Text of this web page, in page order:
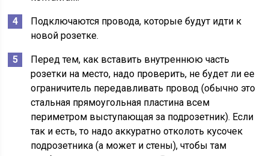
Подключаются провода, которые будут идти к
новой розетке.
Перед тем, как вставить внутреннюю часть
розетки на место, надо проверить, не будет ли ее
ограничитель передавливать провод (обычно это
стальная прямоугольная пластина всем
периметром выступающая за подрозетник). Если
так и есть, то надо аккуратно отколоть кусочек
подрозетника (а может и стены), чтобы там